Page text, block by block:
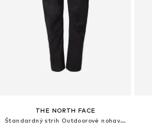
THE NORTH FACE
Štandardný strih Outdoorové nohavice 'EXPLORATION'